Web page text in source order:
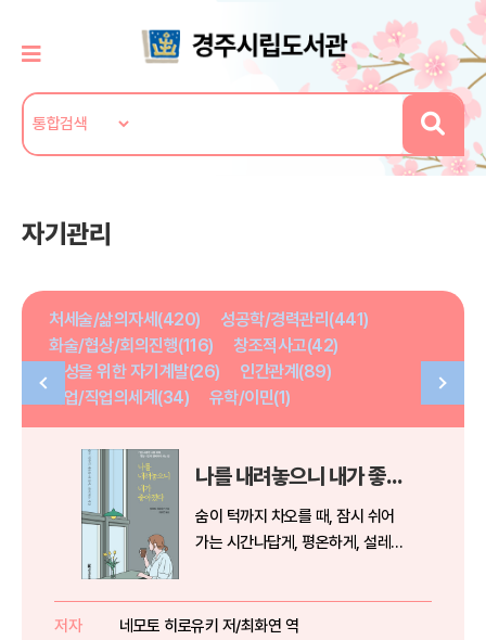
자기관리
처세술/삶의자세(420)
성공학/경력관리(441)
화술/협상/회의진행(116)
창조적사고(42)
여성을 위한 자기계발(26)
인간관계(89)
취업/직업의세계(34)
유학/이민(1)
나를 내려놓으니 내가 좋아졌다
숨이 턱까지 차오를 때, 잠시 쉬어
가는 시간나답게, 평온하게, 설레는
들지 않아요. 굳이 말하자면 행복한
저자
네모토 히로유키 저/최화연 역